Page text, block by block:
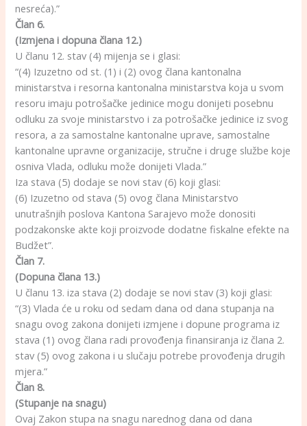
nesreća).”
Član 6.
(Izmjena i dopuna člana 12.)
U članu 12. stav (4) mijenja se i glasi:
“(4) Izuzetno od st. (1) i (2) ovog člana kantonalna
ministarstva i resorna kantonalna ministarstva koja u svom
resoru imaju potrošačke jedinice mogu donijeti posebnu
odluku za svoje ministarstvo i za potrošačke jedinice iz svog
resora, a za samostalne kantonalne uprave, samostalne
kantonalne upravne organizacije, stručne i druge službe koje
osniva Vlada, odluku može donijeti Vlada.”
Iza stava (5) dodaje se novi stav (6) koji glasi:
(6) Izuzetno od stava (5) ovog člana Ministarstvo
unutrašnjih poslova Kantona Sarajevo može donositi
podzakonske akte koji proizvode dodatne fiskalne efekte na
Budžet”.
Član 7.
(Dopuna člana 13.)
U članu 13. iza stava (2) dodaje se novi stav (3) koji glasi:
“(3) Vlada će u roku od sedam dana od dana stupanja na
snagu ovog zakona donijeti izmjene i dopune programa iz
stava (1) ovog člana radi provođenja finansiranja iz člana 2.
stav (5) ovog zakona i u slučaju potrebe provođenja drugih
mjera.”
Član 8.
(Stupanje na snagu)
Ovaj Zakon stupa na snagu narednog dana od dana